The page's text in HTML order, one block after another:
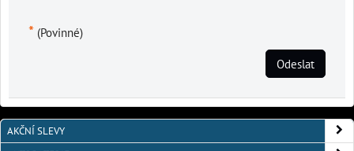
* (Povinné)
Odeslat
AKČNÍ SLEVY